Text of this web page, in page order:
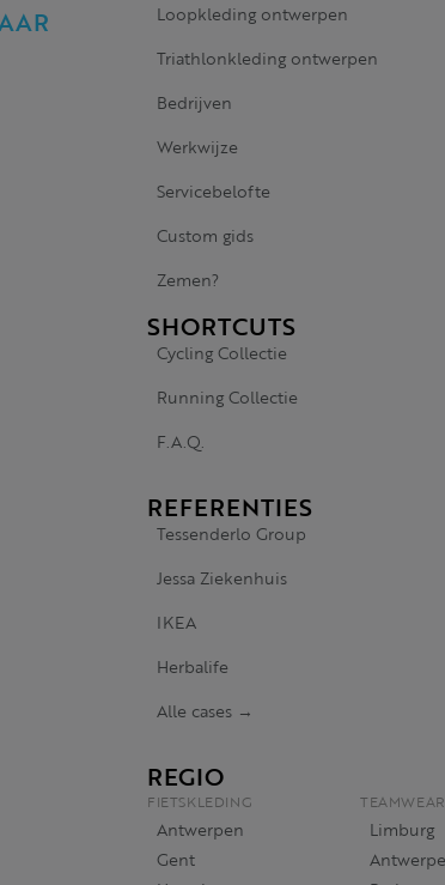
Loopkleding ontwerpen
Triathlonkleding ontwerpen
Bedrijven
Werkwijze
Servicebelofte
Custom gids
Zemen?
SHORTCUTS
Cycling Collectie
Running Collectie
F.A.Q.
REFERENTIES
Tessenderlo Group
Jessa Ziekenhuis
IKEA
Herbalife
Alle cases →
REGIO
FIETSKLEDING
Antwerpen
Gent
TEAMWEAR
Limburg